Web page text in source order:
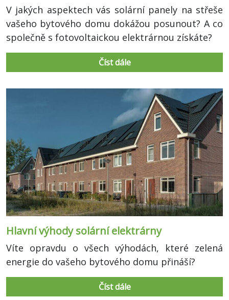
V jakých aspektech vás solární panely na střeše
vašeho bytového domu dokážou posunout? A co
společně s fotovoltaickou elektrárnou získáte?
Číst dále
Hlavní výhody solární elektrárny
Víte opravdu o všech výhodách, které zelená
energie do vašeho bytového domu přináší?
Číst dále